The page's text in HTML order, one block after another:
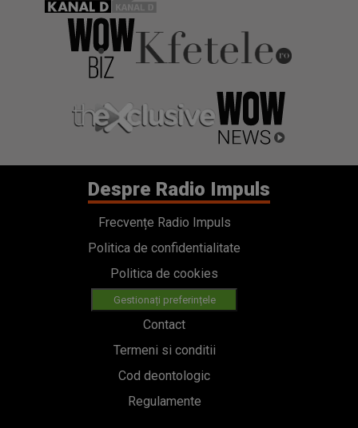
Despre Radio Impuls
Frecvențe Radio Impuls
Politica de confidentialitate
Politica de cookies
Gestionați preferințele
Contact
Termeni si conditii
Cod deontologic
Regulamente